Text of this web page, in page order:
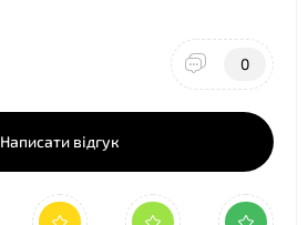
0
Написати відгук